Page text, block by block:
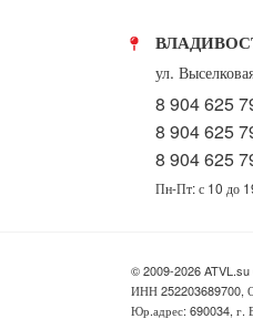
ул.
8 904 625
8 904 625
8 904 625
Пн-Пт: с 10 до
© 2009-2026
ИНН 252203689700,
Юр.адрес: 690034, г.